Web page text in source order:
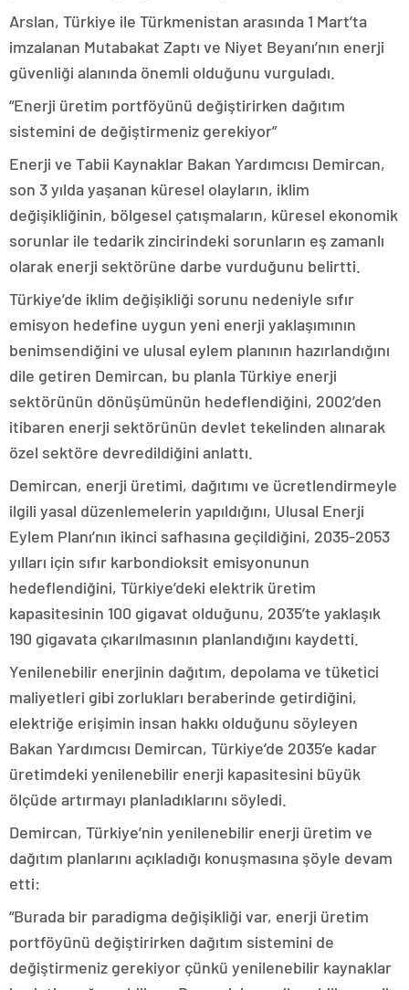
Arslan, Türkiye ile Türkmenistan arasında 1 Mart’ta
imzalanan Mutabakat Zaptı ve Niyet Beyanı’nın enerji
güvenliği alanında önemli olduğunu vurguladı.
“Enerji üretim portföyünü değiştirirken dağıtım
sistemini de değiştirmeniz gerekiyor”
Enerji ve Tabii Kaynaklar Bakan Yardımcısı Demircan,
son 3 yılda yaşanan küresel olayların, iklim
değişikliğinin, bölgesel çatışmaların, küresel ekonomik
sorunlar ile tedarik zincirindeki sorunların eş zamanlı
olarak enerji sektörüne darbe vurduğunu belirtti.
Türkiye’de iklim değişikliği sorunu nedeniyle sıfır
emisyon hedefine uygun yeni enerji yaklaşımının
benimsendiğini ve ulusal eylem planının hazırlandığını
dile getiren Demircan, bu planla Türkiye enerji
sektörünün dönüşümünün hedeflendiğini, 2002’den
itibaren enerji sektörünün devlet tekelinden alınarak
özel sektöre devredildiğini anlattı.
Demircan, enerji üretimi, dağıtımı ve ücretlendirmeyle
ilgili yasal düzenlemelerin yapıldığını, Ulusal Enerji
Eylem Planı’nın ikinci safhasına geçildiğini, 2035-2053
yılları için sıfır karbondioksit emisyonunun
hedeflendiğini, Türkiye’deki elektrik üretim
kapasitesinin 100 gigavat olduğunu, 2035’te yaklaşık
190 gigavata çıkarılmasının planlandığını kaydetti.
Yenilenebilir enerjinin dağıtım, depolama ve tüketici
maliyetleri gibi zorlukları beraberinde getirdiğini,
elektriğe erişimin insan hakkı olduğunu söyleyen
Bakan Yardımcısı Demircan, Türkiye’de 2035’e kadar
üretimdeki yenilenebilir enerji kapasitesini büyük
ölçüde artırmayı planladıklarını söyledi.
Demircan, Türkiye’nin yenilenebilir enerji üretim ve
dağıtım planlarını açıkladığı konuşmasına şöyle devam
etti:
“Burada bir paradigma değişikliği var, enerji üretim
portföyünü değiştirirken dağıtım sistemini de
değiştirmeniz gerekiyor çünkü yenilenebilir kaynaklar